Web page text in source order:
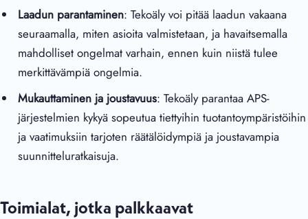
Laadun parantaminen: Tekoäly voi pitää laadun vakaana
seuraamalla, miten asioita valmistetaan, ja havaitsemalla
mahdolliset ongelmat varhain, ennen kuin niistä tulee
merkittävämpiä ongelmia.
Mukauttaminen ja joustavuus: Tekoäly parantaa APS-
järjestelmien kykyä sopeutua tiettyihin tuotantoympäristöihin
ja vaatimuksiin tarjoten räätälöidympiä ja joustavampia
suunnitteluratkaisuja.
Toimialat, jotka palkkaavat